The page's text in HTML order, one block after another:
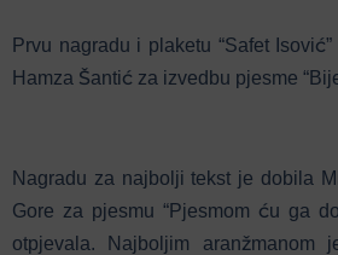
Prvu nagradu i plaketu “Safet
Hamza Šantić za izvedbu pjesme
Nagradu za najbolji tekst je dobila
Gore za pjesmu “Pjesmom ću ga
otpjevala. Najboljim aranžmanom